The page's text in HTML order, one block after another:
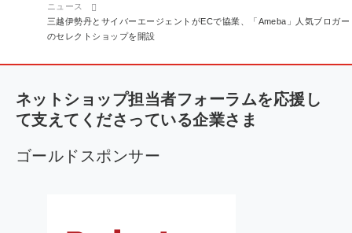
く
ず
ニュース
三越伊勢丹とサイバーエージェントがECで協業、「Ameba」人気ブロガー
のセレクトショップを開設
ネットショップ担当者フォーラムを応援し
て支えてくださっている企業さま
ゴールドスポンサー